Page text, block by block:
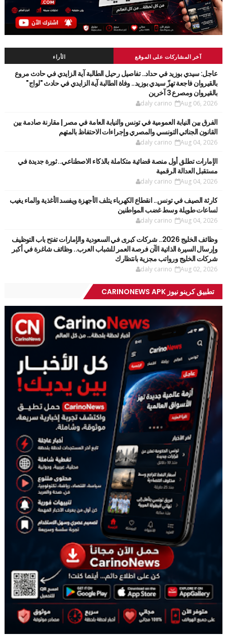
آخر المشاركات على الموقع الأراء
عاجل: سيدي بوزيد في حداد.. تفاصيل رحيل الطالبة آية الزايدي في حادث مروع
بالقيروان فاجعة تهزّ سيدي بوزيد.. وفاة الطالبة آية الزايدي في حادث "لواج"
بالقيروان ومصرع 3 آخرين
daly carino Aug 06, 2026
الفرق بين النيابة العمومية في تونس والنيابة العامة في مصر | مقارنة صادمة بين
القانون الجنائي التونسي والمصري وإجراءات الاحتفاظ بالمتهم
daly carino Aug 04, 2026
الإمارات تطلق أول منصة قضائية متكاملة بالذكاء الاصطناعي.. ثورة جديدة في
مستقبل العدالة الرقمية
daly carino Aug 04, 2026
كارثة الصيف في تونس.. انقطاع الكهرباء يتلف الأجهزة ويفسد الأغذية والماء يغيب
لساعات طويلة وسط غضب المواطنين
daly carino Aug 04, 2026
وظائف الخليج 2026.. شركات كبرى في السعودية والإمارات تفتح باب التوظيف
وإرسال السيرة الذاتية الآن فرصة العمر للشباب العرب.. وظائف شاغرة في أكبر
شركات الخليج ورواتب مجزية بانتظارك
daly carino Aug 02, 2026
تطبيق كرينو نيوز CARINONEWS APK